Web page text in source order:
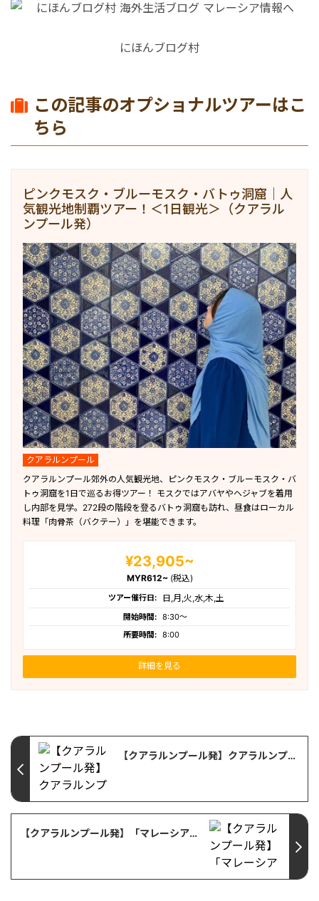
にほんブログ村
この記事のオプショナルツアーはこ
ちら
ピンクモスク・ブルーモスク・バトゥ洞窟｜人
気観光地制覇ツアー！＜1日観光＞（クアラル
ンプール発）
クアラルンプール
クアラルンプール郊外の人気観光地、ピンクモスク・ブルーモスク・バ
トゥ洞窟を1日で巡るお得ツアー！ モスクではアバヤやヘジャブを着用
し内部を見学。272段の階段を登るバトゥ洞窟も訪れ、昼食はローカル
料理「肉骨茶（バクテー）」を堪能できます。
¥23,905~
MYR612~ (税込)
ツアー催行日: 日,月,火,水,木,土
開始時間: 8:30〜
所要時間: 8:00
詳細を見る
【クアラルンプール発】クアラルンプール・チャイナタウン散歩｜ペタリン通りの屋台グルメとおしゃれカフェ巡り」
【クアラルンプール発】「マレーシアのトイレ文化にびっくり！旅行前に知っておきたい2つのポイント」